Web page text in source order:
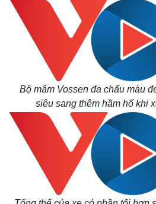
Quan sát
Cuộc sống đó đây
Hồ sơ
E-
Bộ mâm Vossen đa chấu màu
siêu sang thêm hầm hố khi